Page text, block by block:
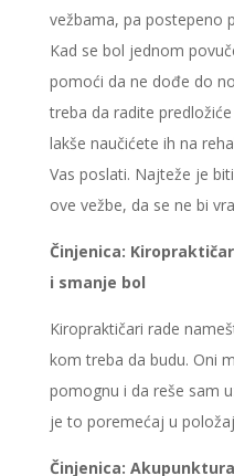
vežbama, pa postepeno
Kad se bol jednom
pomoći da ne dođe do
treba da radite
lakše naučićete ih na
Vas poslati. Najteže je
ove vežbe, da se ne bi
Činjenica:
i smanje bol
Kiropraktičari rade
kom treba da budu. Oni
pomognu i da reše sam
je to poremećaj u
Činjenica: